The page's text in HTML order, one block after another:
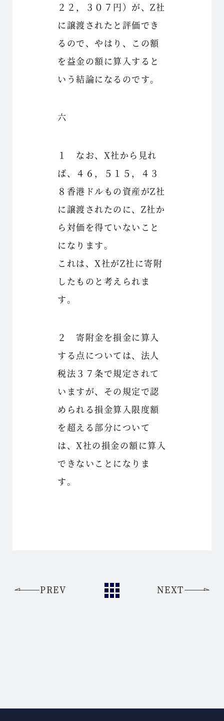
２２，３０７円）が、Z社
に譲渡されたと評価でき
るので、やはり、この額
を益金の額に算入すると
いう結論になるのです。
六
１ なお、X社から見れ
ば、４６，５１５，４３
８香港ドルもの資産がZ社
に譲渡されたのに、Z社か
ら対価を得ていないこと
になります。
これは、X社がZ社に寄附
したものと考えられま
す。
２ 寄附金を損金に算入
する点については、法人
税法３７条で規定されて
いますが、その規定で認
められる損金算入限度額
を超える部分について
は、X社の損金の額に算入
できないことになりま
す。
PREV NEXT